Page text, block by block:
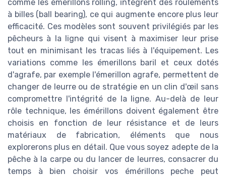
comme les émerillons rolling, intègrent des roulements
à billes (ball bearing), ce qui augmente encore plus leur
efficacité. Ces modèles sont souvent privilégiés par les
pêcheurs à la ligne qui visent à maximiser leur prise
tout en minimisant les tracas liés à l'équipement. Les
variations comme les émerillons baril et ceux dotés
d'agrafe, par exemple l'émerillon agrafe, permettent de
changer de leurre ou de stratégie en un clin d'œil sans
compromettre l'intégrité de la ligne. Au-delà de leur
rôle technique, les émérillons doivent également être
choisis en fonction de leur résistance et de leurs
matériaux de fabrication, éléments que nous
explorerons plus en détail. Que vous soyez adepte de la
pêche à la carpe ou du lancer de leurres, consacrer du
temps à bien choisir vos émérillons peche peut